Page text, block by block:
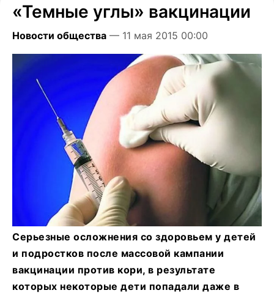
«Темные углы» вакцинации
Новости общества — 11 мая 2015 00:00
Серьезные осложнения со здоровьем у детей
и подростков после массовой кампании
вакцинации против кори, в результате
которых некоторые дети попадали даже в